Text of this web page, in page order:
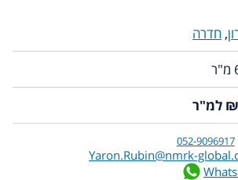
, חדרה
052-9096917
Yaron.Rubin@nmrk-